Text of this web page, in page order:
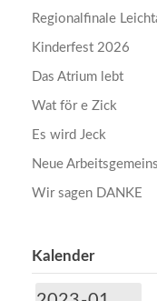
Regionalfinale
Kinderfest 2026
Das Atrium lebt
Wat för e Zick
Es wird Jeck
Neue
Wir sagen DANKE
Kalender